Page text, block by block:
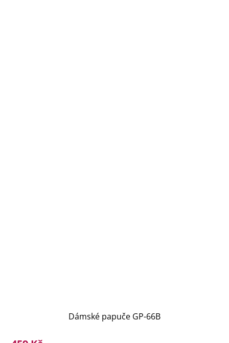
Dámské papuče GP-66B